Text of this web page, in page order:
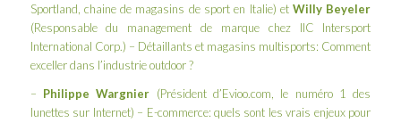
Sportland, chaine de magasins de sport en Italie) etWilly Beyeler
(Responsable du management de marque chez IIC Intersport
International Corp.) – Détaillants et magasins multisports: Comment
exceller dans l’industrie outdoor ?
– Philippe Wargnier (Président d’Evioo.com, le numéro 1 des
lunettes sur Internet) – E-commerce: quels sont les vrais enjeux pour